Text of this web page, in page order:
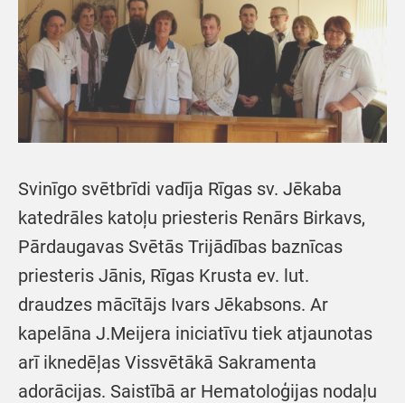
Svinīgo svētbrīdi vadīja Rīgas sv. Jēkaba
katedrāles katoļu priesteris Renārs Birkavs,
Pārdaugavas Svētās Trijādības baznīcas
priesteris Jānis, Rīgas Krusta ev. lut.
draudzes mācītājs Ivars Jēkabsons. Ar
kapelāna J.Meijera iniciatīvu tiek atjaunotas
arī iknedēļas Vissvētākā Sakramenta
adorācijas. Saistībā ar Hematoloģijas nodaļu